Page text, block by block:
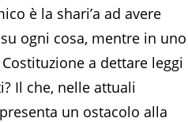
è la shari’a ad avere
ogni cosa, mentre in uno
a dettare leggi
Il che, nelle attuali
un ostacolo alla